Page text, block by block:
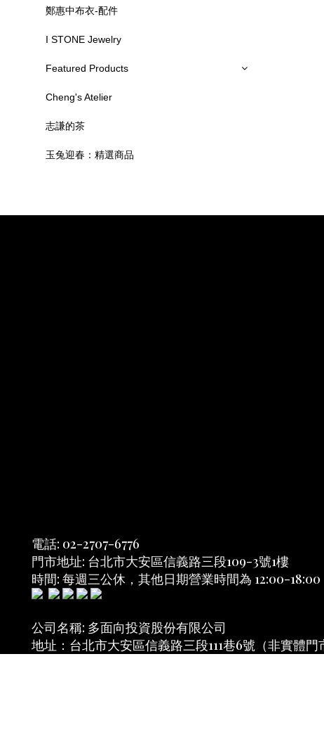
鄭惠中布衣-配件
I STONE Jewelry
Featured Products
Cheng's Atelier
志謙的茶
玉兔迎春：精選商品
電話: 02-2707-6776
門市地址: 台北市大安區信義路三段109-3號1樓
時間: 每週三公休，其他日期營業時間為 12:00-18:00
公司名稱: 多面向投資股份有限公司
地址：台北市大安區信義路三段111巷6號（非實體門